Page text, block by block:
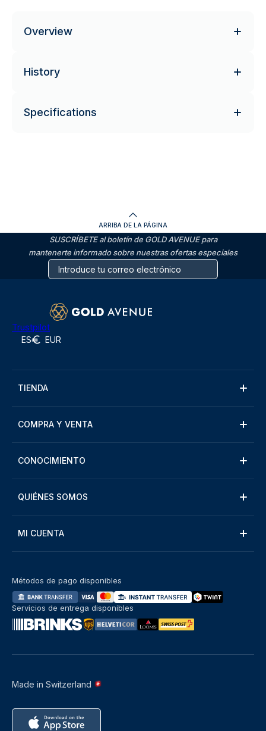
Overview
History
Specifications
ARRIBA DE LA PÁGINA
SUSCRÍBETE al boletín de GOLD AVENUE para
mantenerte informado sobre nuestras ofertas especiales
Trustpilot
ES EUR
TIENDA
COMPRA Y VENTA
CONOCIMIENTO
QUIÉNES SOMOS
MI CUENTA
Made in Switzerland
Métodos de pago disponibles
Servicios de entrega disponibles